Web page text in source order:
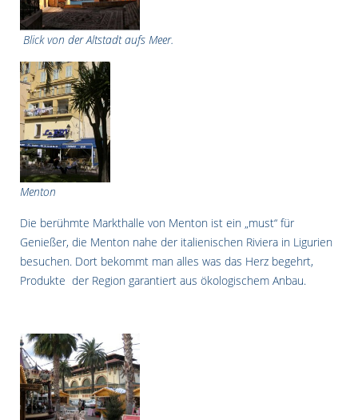
Blick von der Altstadt aufs Meer.
Menton
Die berühmte Markthalle von Menton ist ein „must“ für
Genießer, die Menton nahe der italienischen Riviera in Ligurien
besuchen. Dort bekommt man alles was das Herz begehrt,
Produkte der Region garantiert aus ökologischem Anbau.